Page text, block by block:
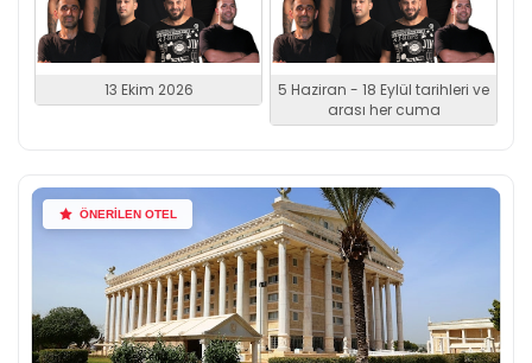
13 Ekim 2026
5 Haziran - 18 Eylül tarihleri ve
arası her cuma
ÖNERİLEN OTEL